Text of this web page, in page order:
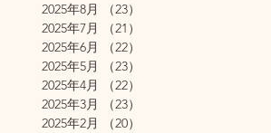
2025年8月
（23）
2025年7月
（21）
2025年6月
（22）
2025年5月
（23）
2025年4月
（22）
2025年3月
（23）
2025年2月
（20）